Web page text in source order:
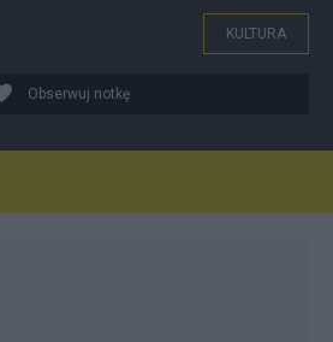
KULTURA
Obserwuj notkę